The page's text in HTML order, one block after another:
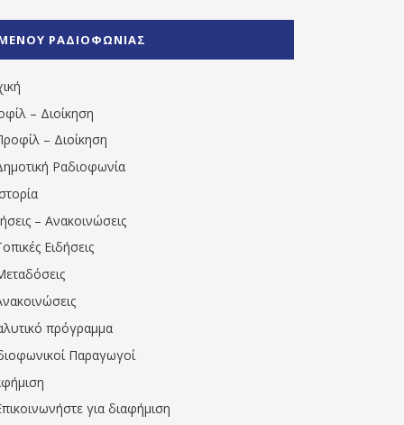
1531194763766854/" artist="" ]
ΡΑΔΙΟΦΩΝΙΑΣ
– Διοίκηση
– Διοίκηση
Ραδιοφωνία
– Ανακοινώσεις
Ειδήσεις
πρόγραμμα
Παραγωγοί
για διαφήμιση